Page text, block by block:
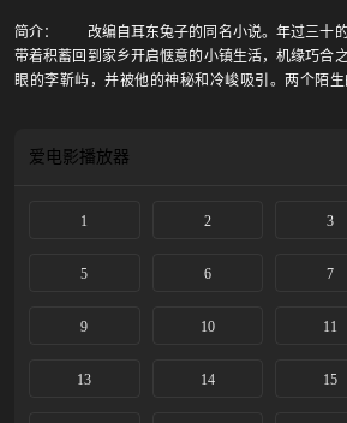
简介：
改编自耳东兔子的同名小说。年过三十的
带着积蓄回到家乡开启惬意的小镇生活，机缘巧合
眼的李靳屿，并被他的神秘和冷峻吸引。两个陌生
营着这段来之不易的爱情。一枚戒指的到来打破了
他带来了阳光，现在轮到他来帮助叶濛解开心结。
爱电影播放器
1 2 3
5 6 7
9 10 11
13 14 15